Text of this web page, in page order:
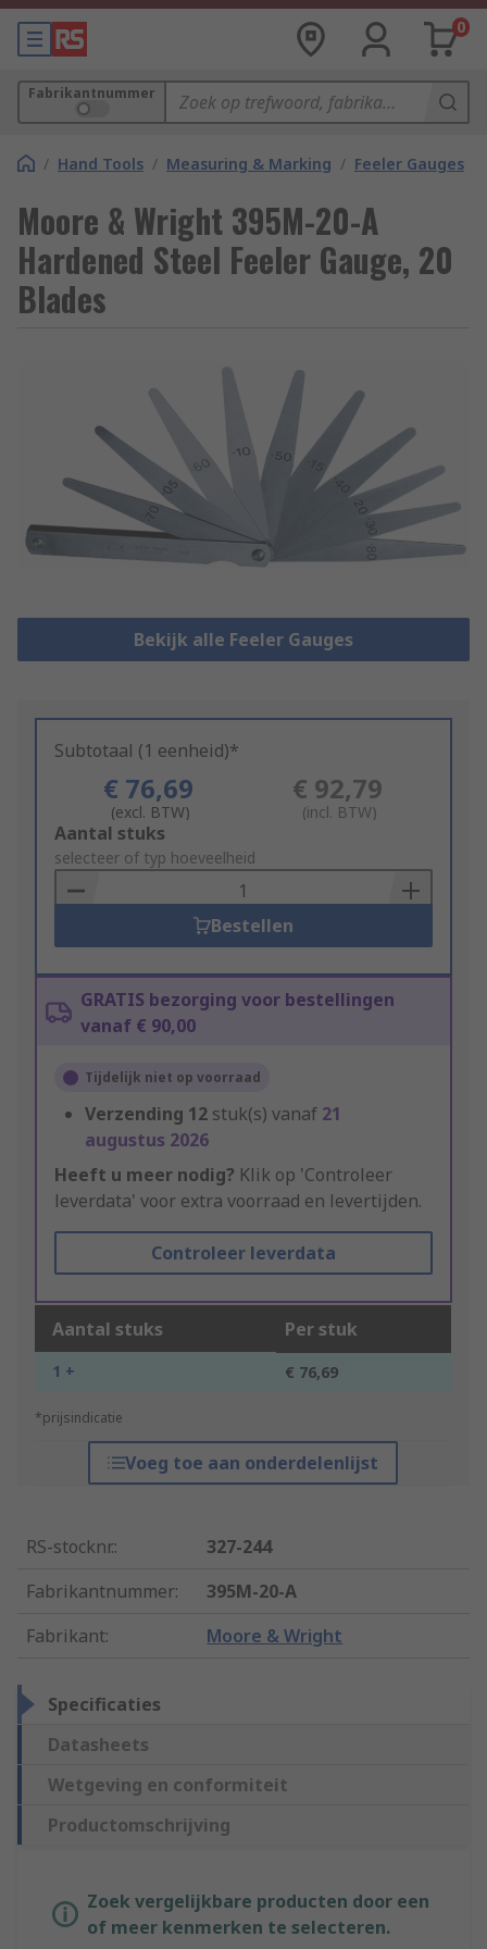
0
Fabrikantnummer
/ Hand Tools / Measuring & Marking / Feeler Gauges
Moore & Wright 395M-20-A
Hardened Steel Feeler Gauge, 20
Blades
Bekijk alle Feeler Gauges
Subtotaal (1 eenheid)*
€ 76,69
(excl. BTW)
€ 92,79
(incl. BTW)
Add
to
Basket
Aantal stuks
selecteer of typ hoeveelheid
Bestellen
GRATIS bezorging voor bestellingen
vanaf € 90,00
Tijdelijk niet op voorraad
Verzending 12 stuk(s) vanaf 21
augustus 2026
Heeft u meer nodig? Klik op 'Controleer
leverdata' voor extra voorraad en levertijden.
Controleer leverdata
Aantal stuks Per stuk
1 + € 76,69
*prijsindicatie
Voeg toe aan onderdelenlijst
RS-stocknr.:
327-244
Fabrikantnummer:
395M-20-A
Fabrikant: Moore & Wright
Specificaties
Datasheets
Wetgeving en conformiteit
Productomschrijving
Zoek vergelijkbare producten door een
of meer kenmerken te selecteren.